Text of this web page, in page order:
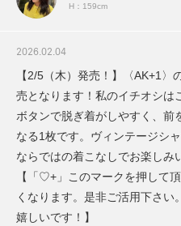
H：159cm
2026.02.04
【2/5（木）発売！】〈AK+1
売となります！私のイチオシは
ボタンで脱ぎ着がしやすく、前
なる1枚です。ヴィンテージシ
ならではの着こなしでお楽しみ
【「♡+」このマークを押して
くなります。是非ご活用下さい
嬉しいです！】